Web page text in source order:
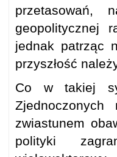
przetasowań,
geopolitycznej
jednak patrząc
przyszłość
Co w takiej
zwiastunem
polityki